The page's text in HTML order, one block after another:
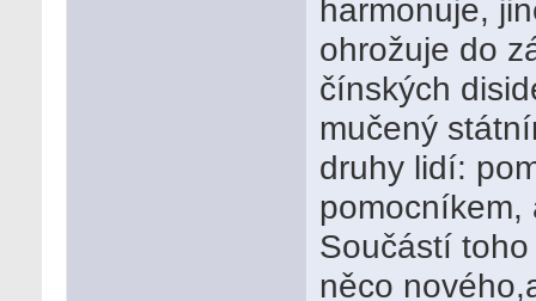
harmonuje,
ohrožuje do
čínských
mučený
druhy lidí:
pomocníkem,
Součástí
něco